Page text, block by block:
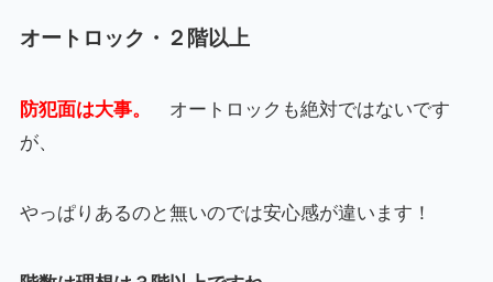
オートロック・２階以上
防犯面は大事。
オートロックも絶対ではないです
が、
やっぱりあるのと無いのでは安心感が違います！